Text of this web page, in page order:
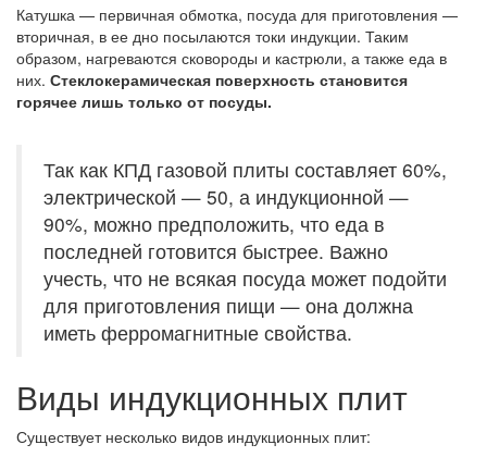
Катушка — первичная обмотка, посуда для приготовления —
вторичная, в ее дно посылаются токи индукции. Таким
образом, нагреваются сковороды и кастрюли, а также еда в
них. Стеклокерамическая поверхность становится
горячее лишь только от посуды.
Так как КПД газовой плиты составляет 60%,
электрической — 50, а индукционной —
90%, можно предположить, что еда в
последней готовится быстрее. Важно
учесть, что не всякая посуда может подойти
для приготовления пищи — она должна
иметь ферромагнитные свойства.
Виды индукционных плит
Существует несколько видов индукционных плит: